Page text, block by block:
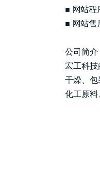
■ 网站程
■ 网站售
公司简介
宏工科
干燥、
化工原料